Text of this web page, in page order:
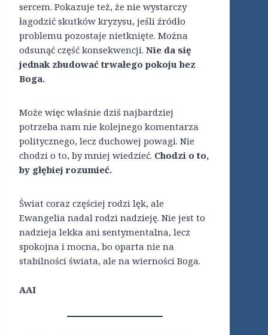
sercem. Pokazuje też, że nie wystarczy
łagodzić skutków kryzysu, jeśli źródło
problemu pozostaje nietknięte. Można
odsunąć część konsekwencji. Nie da się
jednak zbudować trwałego pokoju bez
Boga.
Może więc właśnie dziś najbardziej
potrzeba nam nie kolejnego komentarza
politycznego, lecz duchowej powagi. Nie
chodzi o to, by mniej wiedzieć. Chodzi o to,
by głębiej rozumieć.
Świat coraz częściej rodzi lęk, ale
Ewangelia nadal rodzi nadzieję. Nie jest to
nadzieja lekka ani sentymentalna, lecz
spokojna i mocna, bo oparta nie na
stabilności świata, ale na wierności Boga.
AAI